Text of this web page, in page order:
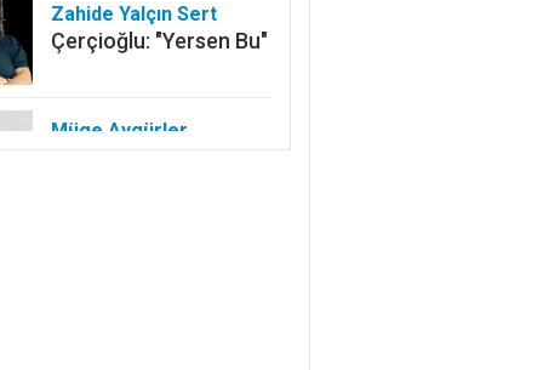
Zahide Yalçın Sert
Çerçioğlu: "Yersen Bu"
Müge Aygürler
Tolstoy’dan Harvard’a: